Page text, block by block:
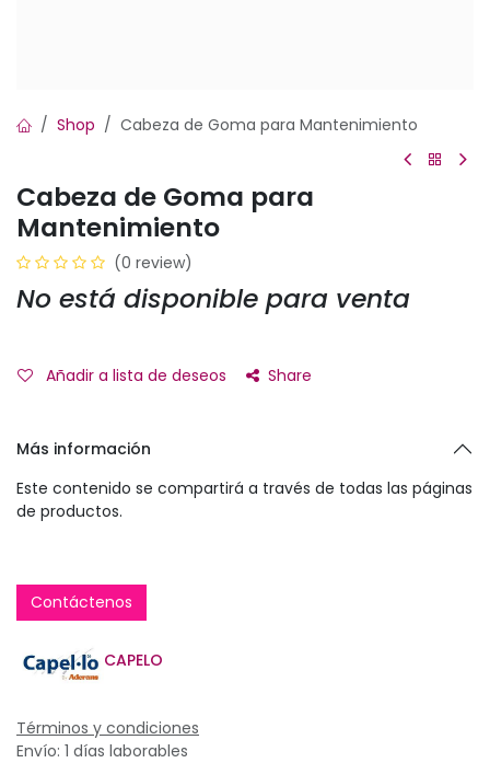
Shop Cabeza de Goma para Mantenimiento
Cabeza de Goma para
Mantenimiento
(0 review)
No está disponible para venta
Añadir a lista de deseos Share
Más información
Este contenido se compartirá a través de todas las páginas
de productos.
Contáctenos
CAPELO
Términos y condiciones
Envío: 1 días laborables